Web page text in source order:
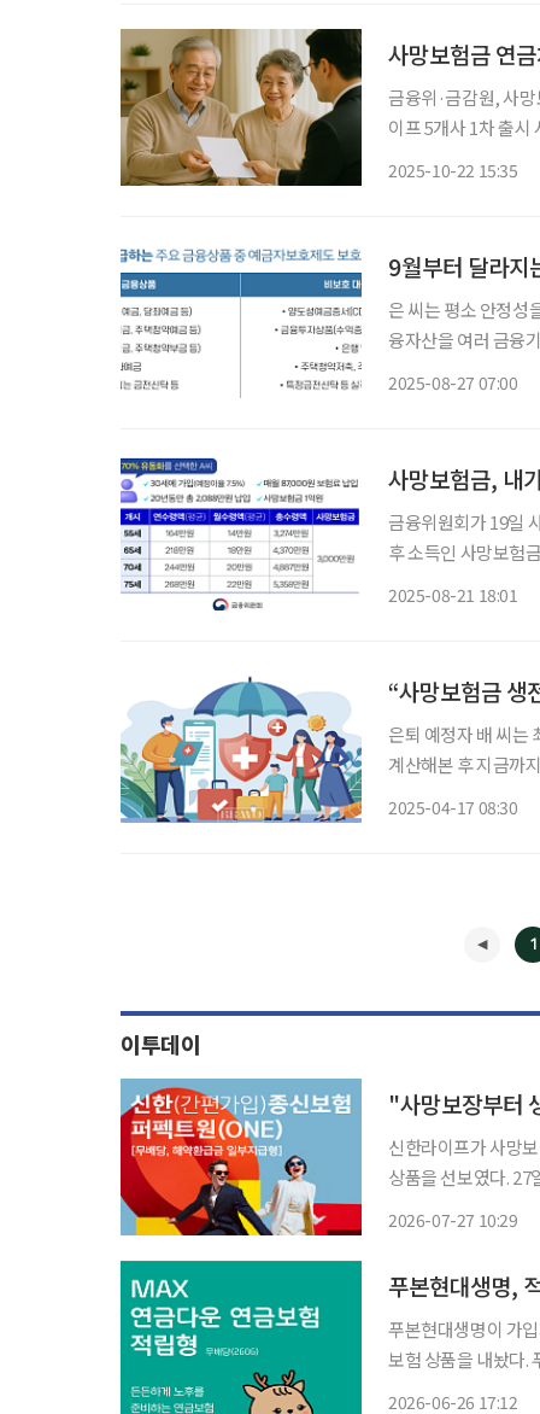
사망보험금 연
금융위·금감원, 사
이프 5개사 1차 출시
2025-10-22 15:35
9월부터 달라지
은 씨는 평소 안정성
융자산을 여러 금융
2025-08-27 07:00
사망보험금, 내
금융위원회가 19일
후 소득인 사망보험
2025-08-21 18:01
“사망보험금 생
은퇴 예정자 배 씨는
계산해본 후 지금까
2025-04-17 08:30
1
이투데이
"사망보장부터
신한라이프가 사망
상품을 선보였다. 27일 신한라이프에 따르면 신한라이프가 출시한 ‘신한(간편가입)종신보험
2026-07-27 10:29
푸본현대생명,
푸본현대생명이 가
보험 상품을 내놨다. 푸본현대생명은 ‘MAX 연금다운 연금보험 적립형(무)’ 상품을 출시했다
2026-06-26 17:12